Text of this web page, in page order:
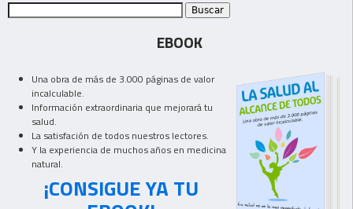
EBOOK
Una obra de más de 3.000 páginas de valor
incalculable.
Información extraordinaria que mejorará tu
salud.
La satisfación de todos nuestros lectores.
Y la experiencia de muchos años en medicina
natural.
¡CONSIGUE YA TU